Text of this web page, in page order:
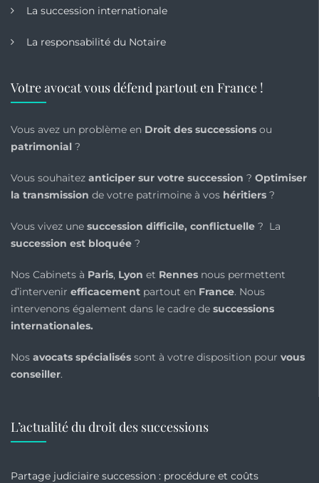
La succession internationale
La responsabilité du Notaire
Votre avocat vous défend partout en France !
Vous avez un problème en Droit des successions ou
patrimonial ?
Vous souhaitez anticiper sur votre succession ? Optimiser
la transmission de votre patrimoine à vos héritiers ?
Vous vivez une succession difficile, conflictuelle ? La
succession est bloquée ?
Nos Cabinets à Paris, Lyon et Rennes nous permettent
d’intervenir efficacement partout en France. Nous
intervenons également dans le cadre de successions
internationales.
Nos avocats spécialisés sont à votre disposition pour vous
conseiller.
L’actualité du droit des successions
Partage judiciaire succession : procédure et coûts